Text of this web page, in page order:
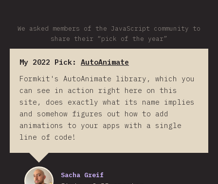
We asked members of the JavaScript community to
share their “pick of the year”
My 2022 Pick: AutoAnimate
Formkit's AutoAnimate library, which you
can see in action right here on this
site, does exactly what its name implies
and somehow figures out how to add
animations to your apps with a single
line of code!
Sacha Greif